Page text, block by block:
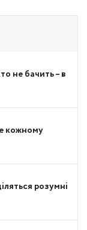
не бачить – в
кожному
розумні